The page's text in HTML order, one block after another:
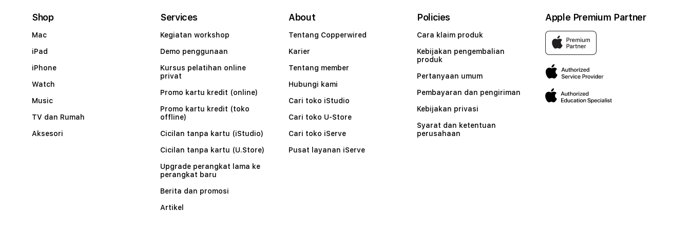
Shop
Mac
iPad
iPhone
Watch
Music
TV dan Rumah
Aksesori
Services
Kegiatan workshop
Demo penggunaan
Kursus pelatihan online
privat
Promo kartu kredit (online)
Promo kartu kredit (toko
offline)
Cicilan tanpa kartu (iStudio)
Cicilan tanpa kartu (U.Store)
Upgrade perangkat lama ke
perangkat baru
Berita dan promosi
Artikel
About
Tentang Copperwired
Karier
Tentang member
Hubungi kami
Cari toko iStudio
Cari toko U-Store
Cari toko iServe
Pusat layanan iServe
Policies
Cara klaim produk
Kebijakan pengembalian
produk
Pertanyaan umum
Pembayaran dan pengiriman
Kebijakan privasi
Syarat dan ketentuan
perusahaan
Apple Premium Partner